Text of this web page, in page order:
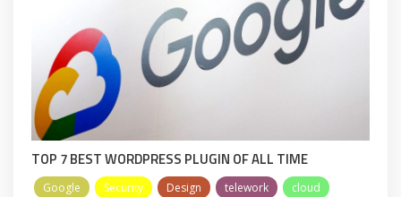
TOP 7 BEST WORDPRESS PLUGIN OF ALL TIME
Google Security Design telework cloud